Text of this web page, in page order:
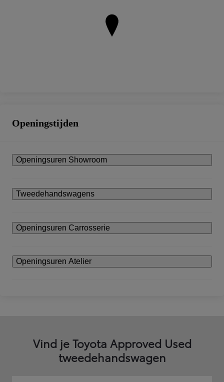
Openingstijden
Openingsuren Showroom
Tweedehandswagens
Openingsuren Carrosserie
Openingsuren Atelier
Vind je Toyota Approved Used
tweedehandswagen